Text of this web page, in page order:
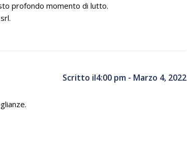
profondo momento di lutto.
Scritto il4:00 pm - Marzo 4, 2022